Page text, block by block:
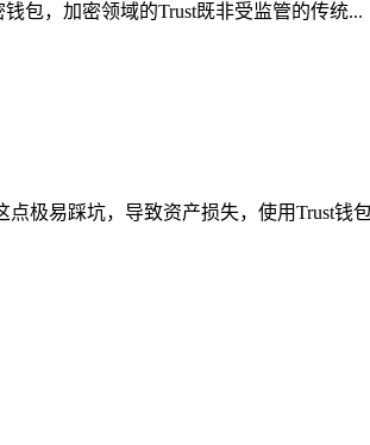
包，加密领域的Trust既非受监管的传统...
极易踩坑，导致资产损失，使用Trust钱